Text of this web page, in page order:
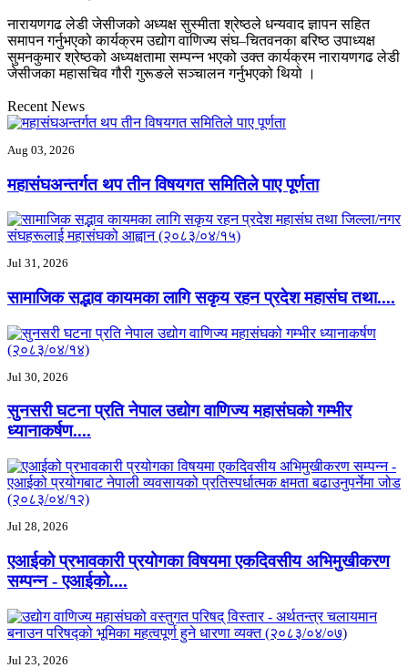
नारायणगढ लेडी जेसीजको अध्यक्ष सुस्मीता श्रेष्ठले धन्यवाद ज्ञापन सहित
समापन गर्नुभएको कार्यक्रम उद्योग वाणिज्य संघ–चितवनका बरिष्ठ उपाध्यक्ष
सुमनकुमार श्रेष्ठको अध्यक्षतामा सम्पन्न भएको उक्त कार्यक्रम नारायणगढ लेडी
जेसीजका महासचिव गौरी गुरूङले सञ्चालन गर्नुभएको थियो ।
Recent News
Aug 03, 2026
महासंघअन्तर्गत थप तीन विषयगत समितिले पाए पूर्णता
Jul 31, 2026
सामाजिक सद्भाव कायमका लागि सकृय रहन प्रदेश महासंघ तथा....
Jul 30, 2026
सुनसरी घटना प्रति नेपाल उद्योग वाणिज्य महासंघको गम्भीर
ध्यानाकर्षण....
Jul 28, 2026
एआईको प्रभावकारी प्रयोगका विषयमा एकदिवसीय अभिमुखीकरण
सम्पन्न - एआईको....
Jul 23, 2026